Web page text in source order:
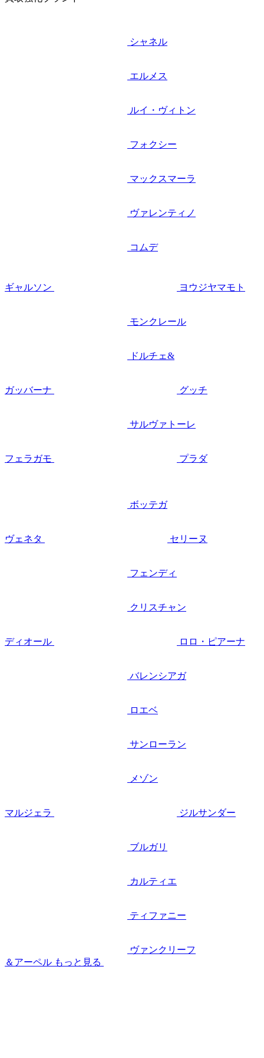
シャネル
エルメス
ルイ・ヴィトン
フォクシー
マックスマーラ
ヴァレンティノ
コムデ
ギャルソン ヨウジヤマモト
モンクレール
ドルチェ&
ガッバーナ グッチ
サルヴァトーレ
フェラガモ プラダ
ボッテガ
ヴェネタ セリーヌ
フェンディ
クリスチャン
ディオール ロロ・ピアーナ
バレンシアガ
ロエベ
サンローラン
メゾン
マルジェラ ジルサンダー
ブルガリ
カルティエ
ティファニー
ヴァンクリーフ
＆アーペル もっと見る